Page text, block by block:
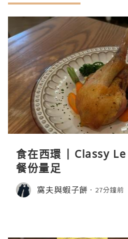
食在西環 | Classy
餐份量足
窩夫與蝦子餅 27分鐘前